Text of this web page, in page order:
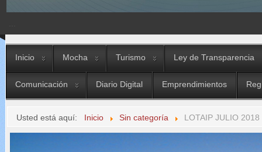
Inicio Mocha Turismo Ley de Transparencia
Comunicación Diario Digital Emprendimientos
Usted está aquí: Inicio Sin categoría LOTAIP JULIO 2018